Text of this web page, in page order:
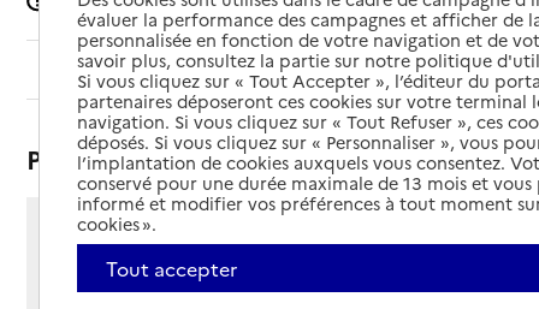
Sommaire
Présentation
13 rue du Binou
84360 - Lauris
Voir itinéraire
évaluer la performance des campagnes et afficher de
personnalisée en fonction de votre navigation et de
savoir plus, consultez la partie sur notre politique
Si vous cliquez sur « Tout Accepter », l’éditeur du
partenaires déposeront ces cookies sur votre terminal
navigation. Si vous cliquez sur « Tout Refuser », ces
déposés. Si vous cliquez sur « Personnaliser », vous
l’implantation de cookies auxquels vous consentez.
conservé pour une durée maximale de 13 mois et
informé et modifier vos préférences à tout moment
cookies ».
Tout accepter